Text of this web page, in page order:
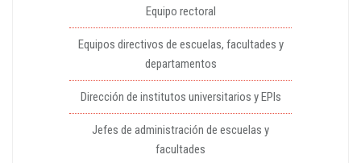
Equipo rectoral
Equipos directivos de escuelas, facultades y
departamentos
Dirección de institutos universitarios y EPIs
Jefes de administración de escuelas y
facultades